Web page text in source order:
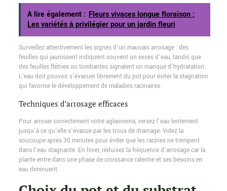
A lire également : Fleurs vivaces longue floraison :
Les variétés à privilégier pour un jardin fleuri
Surveillez attentivement les signes d’un mauvais arrosage : des
feuilles qui jaunissent indiquent souvent un excès d’eau, tandis que
des feuilles flétries ou tombantes signalent un manque d’hydratation.
L’eau doit pouvoir s’évacuer librement du pot pour éviter la stagnation
qui favorise le développement de maladies racinaires.
Techniques d’arrosage efficaces
Pour arroser correctement votre aglaonema, versez l’eau lentement
jusqu’à ce qu’elle s’évacue par les trous de drainage. Videz la
soucoupe après 30 minutes pour éviter que les racines ne trempent
dans l’eau stagnante. En hiver, réduisez la fréquence d’arrosage car la
plante entre dans une phase de croissance ralentie et ses besoins en
eau diminuent.